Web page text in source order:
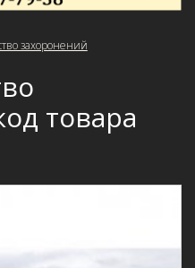
захоронений
товара